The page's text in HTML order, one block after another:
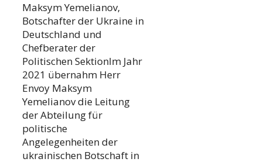
Maksym Yemelianov,
Botschafter der Ukraine in
Deutschland und
Chefberater der
Politischen SektionIm Jahr
2021 übernahm Herr
Envoy Maksym
Yemelianov die Leitung
der Abteilung für
politische
Angelegenheiten der
ukrainischen Botschaft in